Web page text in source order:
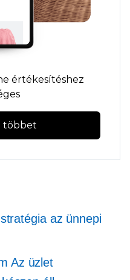
értékesítéshez
többet
az ünnepi
Az üzlet